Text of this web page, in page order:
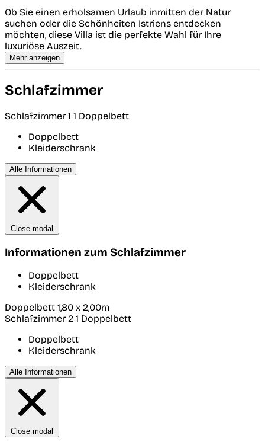
Ob Sie einen erholsamen Urlaub inmitten der Natur
suchen oder die Schönheiten Istriens entdecken
möchten, diese Villa ist die perfekte Wahl für Ihre
luxuriöse Auszeit.
Mehr anzeigen
Schlafzimmer
Schlafzimmer 1 1 Doppelbett
Doppelbett
Kleiderschrank
Alle Informationen
Close modal
Informationen zum Schlafzimmer
Doppelbett
Kleiderschrank
Doppelbett 1,80 x 2,00m
Schlafzimmer 2 1 Doppelbett
Doppelbett
Kleiderschrank
Alle Informationen
Close modal